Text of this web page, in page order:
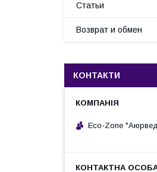
Статьи
Возврат и обмен
КОНТАКТИ
Eco-Zone